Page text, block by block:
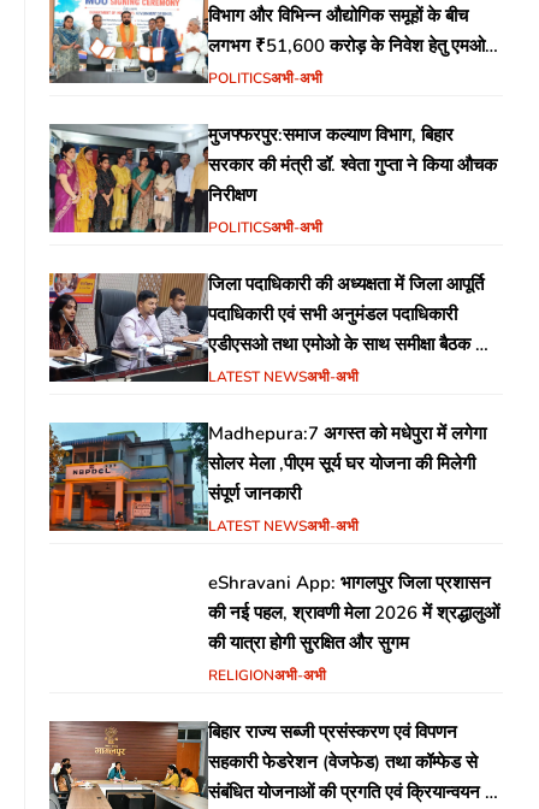
विभाग और विभिन्न औद्योगिक समूहों के बीच
लगभग ₹51,600 करोड़ के निवेश हेतु एमओयू
(MoU) पर हस्ताक्षर
POLITICSअभी-अभी
मुजफ्फरपुर:समाज कल्याण विभाग, बिहार
सरकार की मंत्री डॉ. श्वेता गुप्ता ने किया औचक
निरीक्षण
POLITICSअभी-अभी
जिला पदाधिकारी की अध्यक्षता में जिला आपूर्ति
पदाधिकारी एवं सभी अनुमंडल पदाधिकारी
एडीएसओ तथा एमोओ के साथ समीक्षा बैठक का
आयोजन
LATEST NEWSअभी-अभी
Madhepura:7 अगस्त को मधेपुरा में लगेगा
सोलर मेला ,पीएम सूर्य घर योजना की मिलेगी
संपूर्ण जानकारी
LATEST NEWSअभी-अभी
eShravani App: भागलपुर जिला प्रशासन
की नई पहल, श्रावणी मेला 2026 में श्रद्धालुओं
की यात्रा होगी सुरक्षित और सुगम
RELIGIONअभी-अभी
बिहार राज्य सब्जी प्रसंस्करण एवं विपणन
सहकारी फेडरेशन (वेजफेड) तथा कॉम्फेड से
संबंधित योजनाओं की प्रगति एवं क्रियान्वयन की